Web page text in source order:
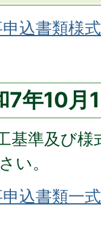
込書類様
7年10月
基準及び
い。
込書類一